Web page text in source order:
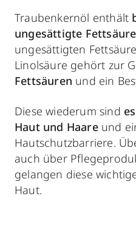
Traubenkernöl enthält
ungesättigte
ungesättigten
Linolsäure gehört zur
Fettsäuren und ein
Diese wiederum sind
Haut und Haareund
Hautschutzbarriere.
auch über
gelangen diese
Haut.